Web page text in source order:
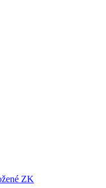
ZK